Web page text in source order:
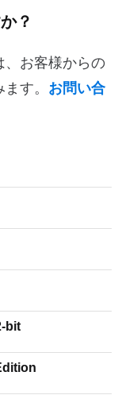
？
、お客様からの
す。 お問い合
bit